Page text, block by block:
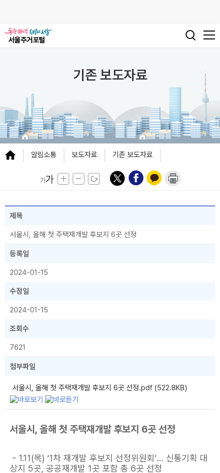
기존 보도자료
알림소통 보도자료 기존 보도자료
제목
서울시, 올해 첫 주택재개발 후보지 6곳 선정
등록일
2024-01-15
수정일
2024-01-15
조회수
7621
첨부파일
서울시, 올해 첫 주택재개발 후보지 6곳 선정.pdf (522.8KB)
서울시, 올해 첫 주택재개발 후보지 6곳 선정
- 1.11(목) ‘1차 재개발 후보지 선정위원회’… 신통기획 대
상지 5곳, 공공재개발 1곳 포함 총 6곳 선정